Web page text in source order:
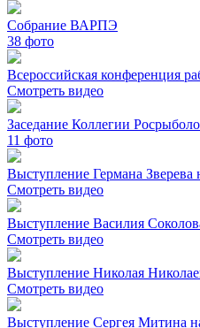
Собрание ВАРПЭ
38 фото
Всероссийская конференция
Смотреть видео
Заседание Коллегии
11 фото
Выступление Германа Зверева
Смотреть видео
Выступление Василия
Смотреть видео
Выступление Николая
Смотреть видео
Выступление Сергея Митина